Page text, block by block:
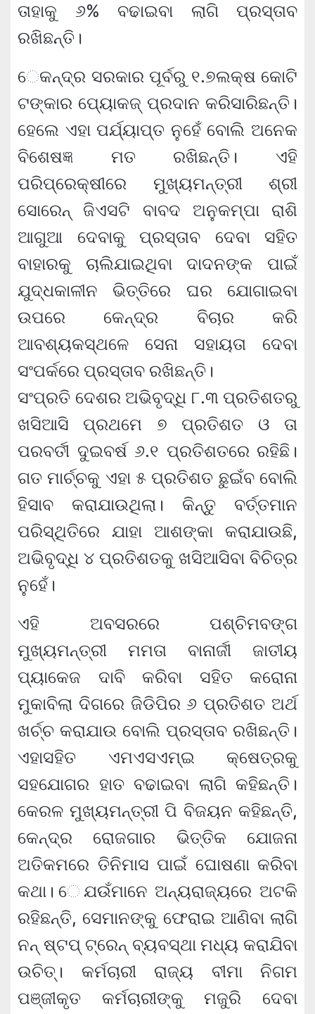
ତାହାକୁ ୬% ବଢାଇବା ଲାଗି ପ୍ରସ୍ତାବ
ରଖିଛନ୍ତି।
େକନ୍ଦ୍ର ସରକାର ପୂର୍ବରୁ ୧.୭ଲକ୍ଷ କୋଟି
ଟଙ୍କାର ପ୍ୟାେକଜ୍ ପ୍ରଦାନ କରିସାରିଛନ୍ତି।
ହେଲେ ଏହା ପର୍ଯ୍ୟାପ୍ତ ନୁହେଁ ବୋଲି ଅନେକ
ବିଶେଷଜ୍ଞ ମତ ରଖିଛନ୍ତି। ଏହି
ପରିପ୍ରେକ୍ଷୀରେ ମୁଖ୍ୟମନ୍ତ୍ରୀ ଶ୍ରୀ
ସୋରେନ୍ ଜିଏସଟି ବାବଦ ଅନୁକମ୍ପା ରାଶି
ଆଗୁଆ ଦେବାକୁ ପ୍ରସ୍ତାବ ଦେବା ସହିତ
ବାହାରକୁ ଚାଲିଯାଇଥିବା ଦାଦନଙ୍କ ପାଇଁ
ଯୁଦ୍ଧକାଳୀନ ଭିତ୍ତିରେ ଘର ଯୋଗାଇବା
ଉପରେ କେନ୍ଦ୍ର ବିଚାର କରି
ଆବଶ୍ୟକସ୍ଥଳେ ସେନା ସହାୟତା ଦେବା
ସଂପର୍କରେ ପ୍ରସ୍ତାବ ରଖିଛନ୍ତି।
ସଂପ୍ରତି ଦେଶର ଅଭିବୃଦ୍ଧି ୮.୩ ପ୍ରତିଶତରୁ
ଖସିଆସି ପ୍ରଥମେ ୭ ପ୍ରତିଶତ ଓ ତା
ପରବର୍ତୀ ଦୁଇବର୍ଷ ୬.୧ ପ୍ରତିଶତରେ ରହିଛି।
ଗତ ମାର୍ଚ୍ଚକୁ ଏହା ୫ ପ୍ରତିଶତ ଛୁଇଁବ ବୋଲି
ହିସାବ କରାଯାଉଥିଲା। କିନ୍ତୁ ବର୍ତ୍ତମାନ
ପରିସ୍ଥିତିରେ ଯାହା ଆଶଙ୍କା କରାଯାଉଛି,
ଅଭିବୃଦ୍ଧି ୪ ପ୍ରତିଶତକୁ ଖସିଆସିବା ବିଚିତ୍ର
ନୁହେଁ।
ଏହି ଅବସରରେ ପଶ୍ଚିମବଙ୍ଗ
ମୁଖ୍ୟମନ୍ତ୍ରୀ ମମତା ବାନାର୍ଜୀ ଜାତୀୟ
ପ୍ୟାକେଜ ଦାବି କରିବା ସହିତ କରୋନା
ମୁକାବିଲା ଦିଗରେ ଜିଡିପିର ୬ ପ୍ରତିଶତ ଅର୍ଥ
ଖର୍ଚ୍ଚ କରାଯାଉ ବୋଲି ପ୍ରସ୍ତାବ ରଖିଛନ୍ତି।
ଏହାସହିତ ଏମଏସଏମ୍ଇ କ୍ଷେତ୍ରକୁ
ସହଯୋଗର ହାତ ବଢାଇବା ଲାଗି କହିଛନ୍ତି।
କେରଳ ମୁଖ୍ୟମନ୍ତ୍ରୀ ପି ବିଜୟନ କହିଛନ୍ତି,
କେନ୍ଦ୍ର ରୋଜଗାର ଭିତ୍ତିକ ଯୋଜନା
ଅତିକମରେ ତିନିମାସ ପାଇଁ ଘୋଷଣା କରିବା
କଥା। େଯଉଁମାନେ ଅନ୍ୟରାଜ୍ୟରେ ଅଟକି
ରହିଛନ୍ତି, ସେମାନଙ୍କୁ ଫେରାଇ ଆଣିବା ଲାଗି
ନନ୍ ଷ୍ଟପ୍ ଟ୍ରେନ୍ ବ୍ୟବସ୍ଥା ମଧ୍ୟ କରାଯିବା
ଉଚିତ୍। କର୍ମଚାରୀ ରାଜ୍ୟ ବୀମା ନିଗମ
ପଞ୍ଜୀକୃତ କର୍ମଚାରୀଙ୍କୁ ମଜୁରି ଦେବା